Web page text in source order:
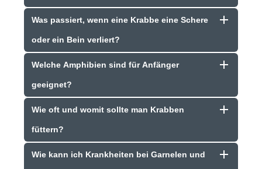
Was passiert, wenn eine Krabbe eine Schere
oder ein Bein verliert?
Welche Amphibien sind für Anfänger
geeignet?
Wie oft und womit sollte man Krabben
füttern?
Wie kann ich Krankheiten bei Garnelen und